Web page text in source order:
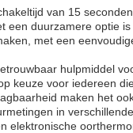
van 15
een duurzamere optie
met een
hulpmiddel
keuze voor iedereen
maken het
in
elektronische